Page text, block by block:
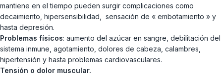
mantiene en el tiempo pueden surgir complicaciones como
decaimiento, hipersensibilidad, sensación de « embotamiento » y
hasta depresión.
Problemas físicos: aumento del azúcar en sangre, debilitación del
sistema inmune, agotamiento, dolores de cabeza, calambres,
hipertensión y hasta problemas cardiovasculares.
Tensión o dolor muscular.